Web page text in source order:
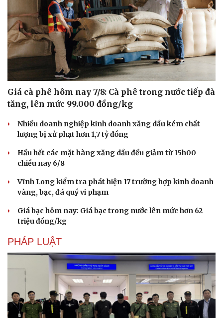
Giá cà phê hôm nay 7/8: Cà phê trong nước tiếp đà
tăng, lên mức 99.000 đồng/kg
Nhiều doanh nghiệp kinh doanh xăng dầu kém chất
lượng bị xử phạt hơn 1,7 tỷ đồng
Hầu hết các mặt hàng xăng dầu đều giảm từ 15h00
chiều nay 6/8
Vĩnh Long kiểm tra phát hiện 17 trường hợp kinh doanh
vàng, bạc, đá quý vi phạm
Giá bạc hôm nay: Giá bạc trong nước lên mức hơn 62
triệu đồng/kg
PHÁP LUẬT